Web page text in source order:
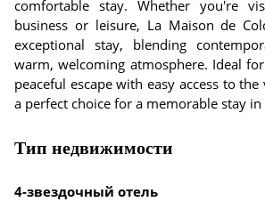
comfortable stay. Whether you're
business or leisure, La Maison de
exceptional stay, blending
warm, welcoming atmosphere. Ideal
peaceful escape with easy access to
a perfect choice for a memorable stay in
Тип недвижимости
4-звездочный отель